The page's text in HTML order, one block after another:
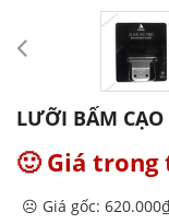
LƯỠI BẤM
🙂 Giá trong
☹️ Giá gốc: